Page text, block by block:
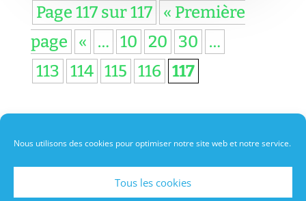
Nous utilisons des cookies pour optimiser notre site web et notre service.
Tous les cookies
Page 117 sur 117
« Première
page
« … 10 20 30
…
113
114 115 116 117